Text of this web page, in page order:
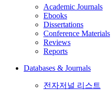
Academic Journals
Ebooks
Dissertations
Conference Materials
Reviews
Reports
Databases & Journals
전자저널 리스트